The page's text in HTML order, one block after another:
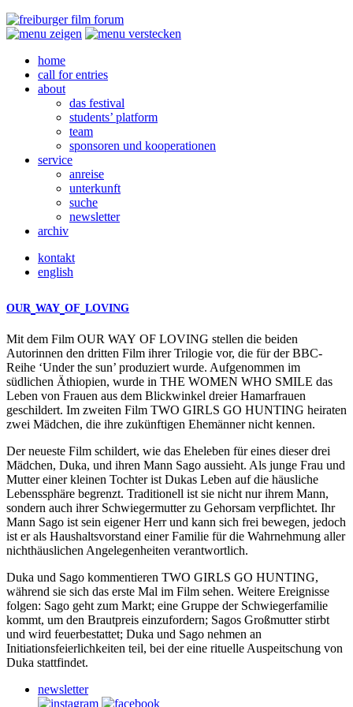
home
call for entries
about
das festival
students’ platform
team
sponsoren und kooperationen
service
anreise
unterkunft
suche
newsletter
archiv
kontakt
english
OUR WAY OF LOVING
Mit dem Film OUR WAY OF LOVING stellen die beiden
Autorinnen den dritten Film ihrer Trilogie vor, die für der BBC-
Reihe ‘Under the sun’ produziert wurde. Aufgenommen im
südlichen Äthiopien, wurde in THE WOMEN WHO SMILE das
Leben von Frauen aus dem Blickwinkel dreier Hamarfrauen
geschildert. Im zweiten Film TWO GIRLS GO HUNTING heiraten
zwei Mädchen, die ihre zukünftigen Ehemänner nicht kennen.
Der neueste Film schildert, wie das Eheleben für eines dieser drei
Mädchen, Duka, und ihren Mann Sago aussieht. Als junge Frau und
Mutter einer kleinen Tochter ist Dukas Leben auf die häusliche
Lebenssphäre begrenzt. Traditionell ist sie nicht nur ihrem Mann,
sondern auch ihrer Schwiegermutter zu Gehorsam verpflichtet. Ihr
Mann Sago ist sein eigener Herr und kann sich frei bewegen, jedoch
ist er als Haushaltsvorstand einer Familie für die Wahrnehmung aller
nichthäuslichen Angelegenheiten verantwortlich.
Duka und Sago kommentieren TWO GIRLS GO HUNTING,
während sie sich das erste Mal im Film sehen. Weitere Ereignisse
folgen: Sago geht zum Markt; eine Gruppe der Schwiegerfamilie
kommt, um den Brautpreis einzufordern; Sagos Großmutter stirbt
und wird feuerbestattet; Duka und Sago nehmen an
Initiationsfeierlichkeiten teil, bei der eine rituelle Auspeitschung von
Duka stattfindet.
newsletter